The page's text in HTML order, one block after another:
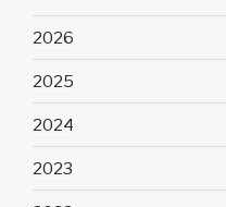
2026
2025
2024
2023